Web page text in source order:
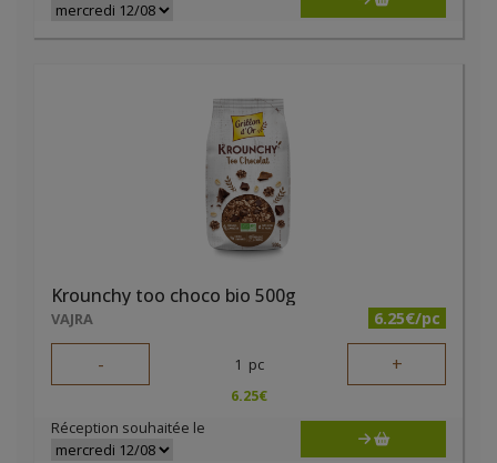
Krounchy too choco bio 500g
VAJRA 6.25€/pc
- 1 pc +
6.25€
Réception souhaitée le